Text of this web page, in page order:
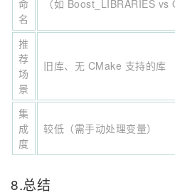
命
名
（如 Boost_LIBRARIES vs
推
荐
场
景
旧库、无 CMake 支持的库
集
成
度
较低（需手动处理变量）
8.总结